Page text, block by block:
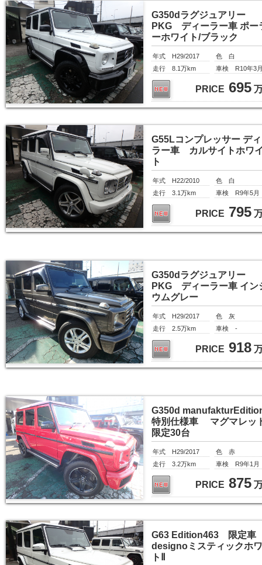
G350dラグジュアリー
PKG ディーラー車 ポー
ーホワイト/ブラック
年式 H29/2017
走行 8.1万km
色 白
車検 R10年3
PRICE 695
G55Lコンプレッサー デ
ラー車 カルサイトホワ
ト
年式 H22/2010
走行 3.1万km
色 白
車検 R9年5月
PRICE 795
G350dラグジュアリー
PKG ディーラー車 イン
ウムグレー
年式 H29/2017
走行 2.5万km
色 灰
車検 -
PRICE 918
G350d
特別仕様車 マグマレッ
限定30台
年式 H29/2017
走行 3.2万km
色 赤
車検 R9年1月
PRICE 875
G63 Edition463 限定
designoミスティックホ
トⅡ